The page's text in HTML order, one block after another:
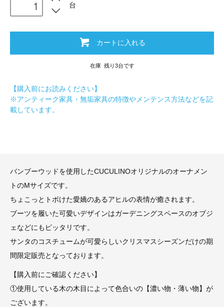
台
カートに入れる
在庫 残り3台です
【購入前にお読みください】
※アンティーク家具・無垢家具の特徴やメンテンス方法などを記
載しています。
バンブーウッドを使用したCUCULINOオリジナルのオーナメン
トのMサイズです。
ちょこっとトボけた愛嬌のあるアヒルの表情が癒されます。
ブーツを履いた可愛いデザインはガーデニングスペースのオブジ
ェなどにもピッタリです。
サンタのコスチュームが可愛らしいクリスマスシーズンだけの期
間限定販売となっております。
【購入前にご確認ください】
①使用している木の木目によって色合いの【濃い物・薄い物】が
ございます。